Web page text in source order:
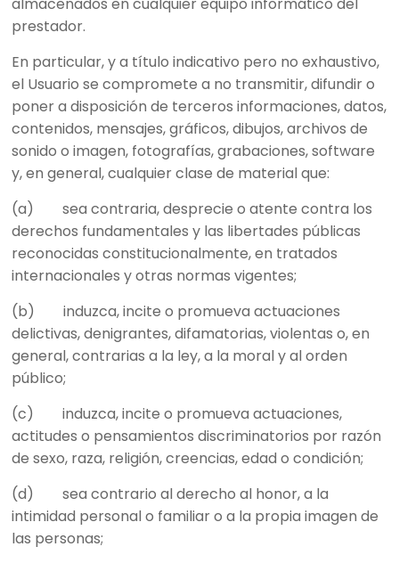
almacenados en cualquier equipo informático del
prestador.
En particular, y a título indicativo pero no exhaustivo,
el Usuario se compromete a no transmitir, difundir o
poner a disposición de terceros informaciones, datos,
contenidos, mensajes, gráficos, dibujos, archivos de
sonido o imagen, fotografías, grabaciones, software
y, en general, cualquier clase de material que:
(a) sea contraria, desprecie o atente contra los
derechos fundamentales y las libertades públicas
reconocidas constitucionalmente, en tratados
internacionales y otras normas vigentes;
(b) induzca, incite o promueva actuaciones
delictivas, denigrantes, difamatorias, violentas o, en
general, contrarias a la ley, a la moral y al orden
público;
(c) induzca, incite o promueva actuaciones,
actitudes o pensamientos discriminatorios por razón
de sexo, raza, religión, creencias, edad o condición;
(d) sea contrario al derecho al honor, a la
intimidad personal o familiar o a la propia imagen de
las personas;